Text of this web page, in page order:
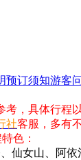
预订须知游客
，具体行程
社客服，多有
色：
仙女山、阿依